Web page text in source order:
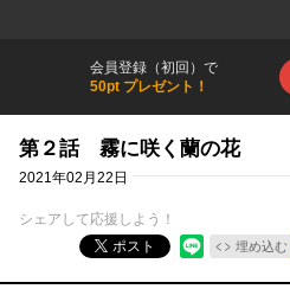
会員登録（初回）で
50pt プレゼント！
第２話 霧に咲く蘭の花
2021年02月22日
シェアして応援しよう！
ポスト
埋め込む